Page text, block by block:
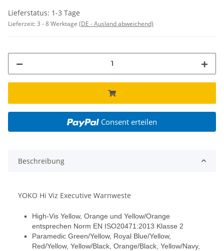
Lieferstatus: 1-3 Tage
Lieferzeit:3 - 8 Werktage (DE - Ausland abweichend)
Consent erteilen
Beschreibung
YOKO Hi Viz Executive Warnweste
High-Vis Yellow, Orange und Yellow/Orange
entsprechen Norm EN ISO20471:2013 Klasse 2
Paramedic Green/Yellow, Royal Blue/Yellow,
Red/Yellow, Yellow/Black, Orange/Black, Yellow/Navy,